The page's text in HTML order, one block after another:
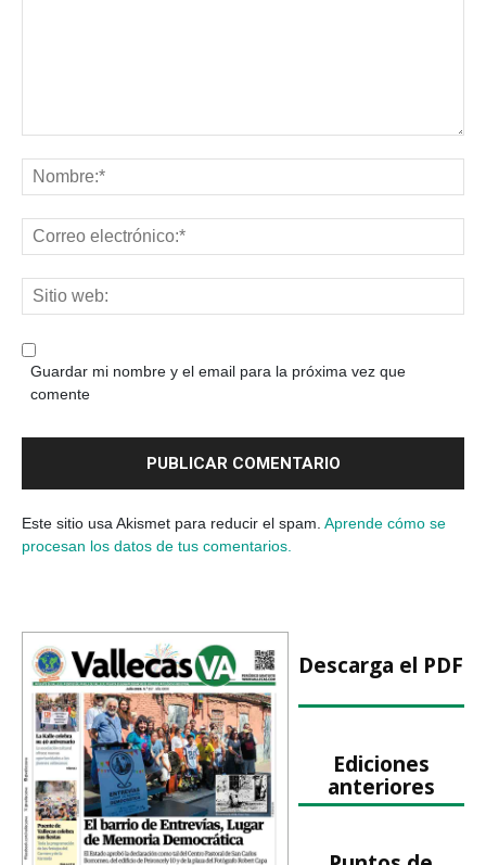
Guardar mi nombre y el email para la próxima vez que
comente
Este sitio usa Akismet para reducir el spam. Aprende cómo se
procesan los datos de tus comentarios.
Descarga el PDF
Ediciones
anteriores